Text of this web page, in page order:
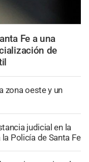
Fe a una
de
zona oeste y un
judicial en la
Policía de Santa Fe